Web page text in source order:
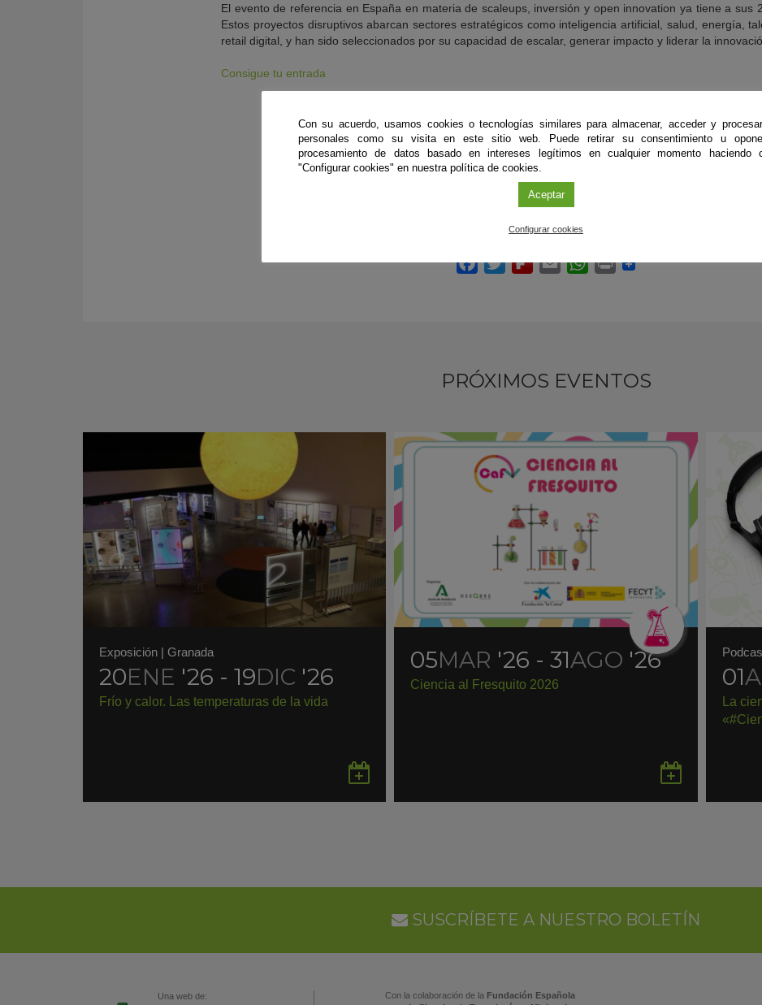
El evento de referencia en España en materia de scaleups, inversión y open innovation ya tiene a sus
Estos proyectos disruptivos abarcan sectores estratégicos como inteligencia artificial, salud, energía,
retail digital, y han sido seleccionados por su capacidad de escalar, generar impacto y liderar la
Consigue tu entrada
Octopus - ElReferente - Hyperionups
Más información
PRÓXIMOS EVENTOS
Exposición | Granada
20ENE '26 - 19DIC '26
Frío y calor. Las temperaturas de la vida
en
05MAR '26 - 31AGO '26
Ciencia al Fresquito 2026
en
01
La
SUSCRÍBETE A NUESTRO BOLETÍN
Una web de: Con la colaboración de la Fundación Española
Con su acuerdo, usamos cookies o tecnologías similares para almacenar, acceder y
personales como su visita en este sitio web. Puede retirar su consentimiento u
procesamiento de datos basado en intereses legítimos en cualquier momento haciendo
"Configurar cookies" en nuestra política de cookies.
Aceptar
Configurar cookies